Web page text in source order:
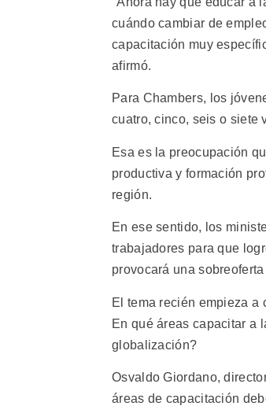
cuándo cambiar de
capacitación muy
afirmó.
Para Chambers, los
cuatro, cinco, seis o siete
Esa es la preocupación
productiva y formación
región.
En ese sentido, los
trabajadores para que
provocará una
El tema recién empieza a
En qué áreas capacitar a
globalización?
Osvaldo Giordano,
áreas de capacitación